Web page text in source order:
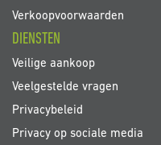
Verkoopvoorwaarden
DIENSTEN
Veilige aankoop
Veelgestelde vragen
Privacybeleid
Privacy op sociale media